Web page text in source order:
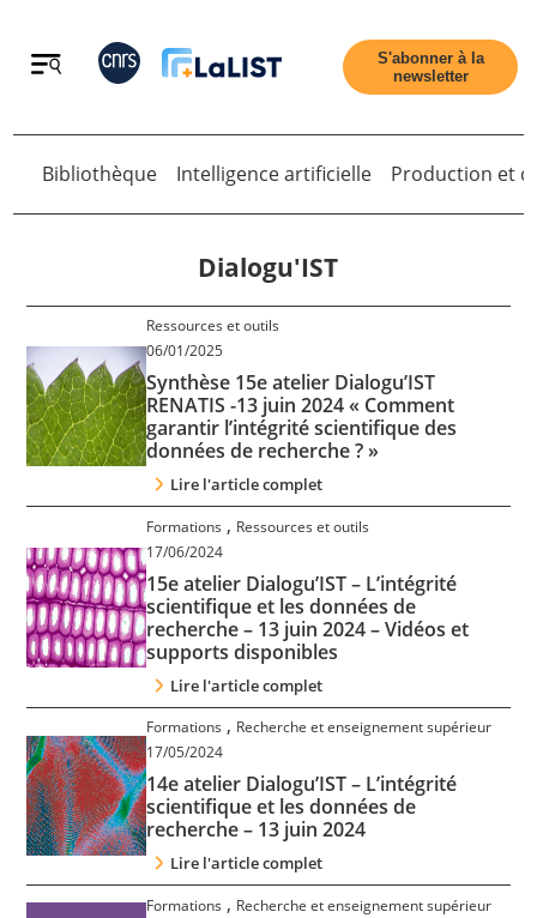
Retour
Accueil
Tous les articles
Qui sommes nous ?
Contact
Nous suivre
S'abonner à la
newsletter
Bibliothèque Intelligence artificielle Production et
Dialogu'IST
Ressources et outils
06/01/2025
Synthèse 15e atelier Dialogu’IST
RENATIS -13 juin 2024 « Comment
garantir l’intégrité scientifique des
données de recherche ? »
Lire l'article complet
Formations , Ressources et outils
17/06/2024
15e atelier Dialogu’IST – L’intégrité
scientifique et les données de
recherche – 13 juin 2024 – Vidéos et
supports disponibles
Lire l'article complet
Formations , Recherche et enseignement supérieur
17/05/2024
14e atelier Dialogu’IST – L’intégrité
scientifique et les données de
recherche – 13 juin 2024
Lire l'article complet
Formations , Recherche et enseignement supérieur